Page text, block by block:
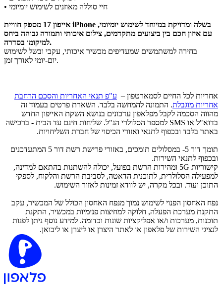
• חיי סוללה מאוזנים לשימוש יומיומי
אייפון 17 מספק חוויית iPhone בשלה ומדויקת במיוחד לשימוש יומיומי,
עם איזון חכם בין ביצועים מתקדמים, צילום איכותי ותמורה גבוהה ביחס
למיקומו בסדרה.
בחירה למשתמשים שמעדיפים מכשיר איכותי, עקבי ובשל לשימוש
יום-יומי לאורך זמן.
אחריות לכל החיים לסמארטפון – ע"פ תנאי האחריות והסכם הרחבת
אחריות מוגבלת. התמונה להמחשה בלבד. השארת פרטים בעמוד זה
מהווה הסכמה לקבל מפלאפון עדכונים בנושא השקת האייפון החדש
בדוא"ל או SMS למספר הסלולרי הנ"ל. שליחות חינם עד הבית - ברכישה
באתר בלבד ובכפוף לתנאי ואזורי הכיסוי של חברת השליחויות.
תומך דור 5- במסלולים תומכים, באזורי פרישת רשת דור 5 המתעדכנים
ובכפוף לתנאי השירות.
קישוריות 5G ומהירות הרשת בפועל, יכולה להשתנות בהתאם למדינה,
למפעילה הסלולרית, לתוכנית הדאטה, לסביבת הרשת והלקוח, לספקי
התוכן ועוד. ובכל מקרה, יש לוודא זמינות לאזור השימוש.
נפח האחסון הפנוי לשימוש נמוך מנפח האחסון הכולל של המכשיר, עקב
התקנת מערכת הפעלה, חלוקה למחיצות פנימיות במכשיר, התקנת
תוכנות, מערכות ו/או אפליקציות שונות וכדומה. למידע נוסף ניתן לפנות
לנציגי השירות של פלאפון או לאתר היצרן או ליצרן או ליבואן.